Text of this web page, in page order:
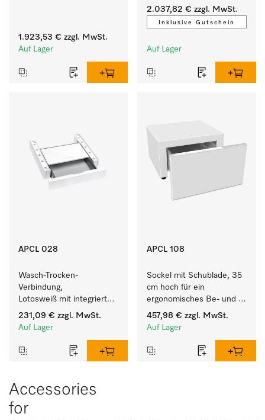
1.923,53 € zzgl. MwSt.
Auf Lager
Laufzeit von 79 min,
automatische Dosierung.
2.037,82 € zzgl. MwSt.
Inklusive Gutschein
Auf Lager
APCL 028
Wasch-Trocken-
Verbindung,
Lotosweiß mit integrierter
Schublade für eine
besonders komfortable
231,09 € zzgl. MwSt.
Auf Lager
APCL 108
Sockel mit Schublade, 35
cm hoch für ein
ergonomisches Be- und
Entladen von
Waschmaschine und
457,98 € zzgl. MwSt.
Auf Lager
Accessories
for